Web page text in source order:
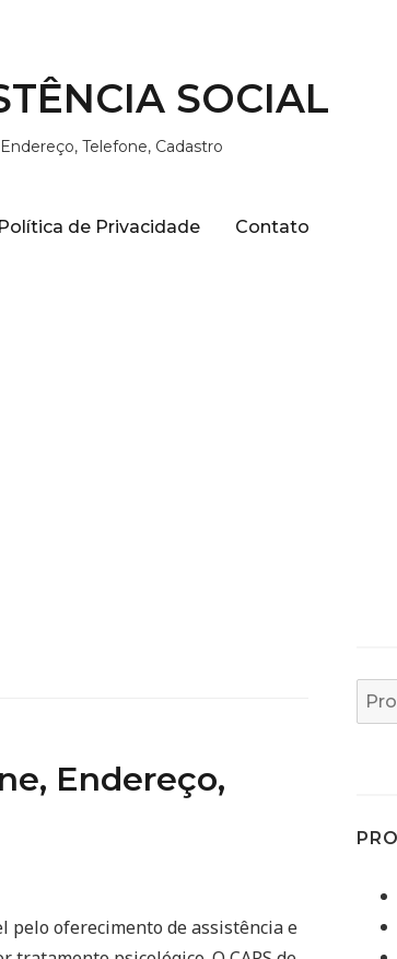
SOCIAL
Endereço, Telefone, Cadastro
Política de Privacidade Contato
Endereço,
pelo oferecimento de assistência e
por: